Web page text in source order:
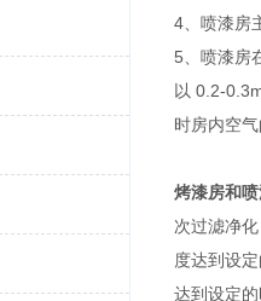
4、喷漆房
5、喷漆房
以 0.2-
时房内空
烤漆房和
次过滤净
度达到设
达到设定